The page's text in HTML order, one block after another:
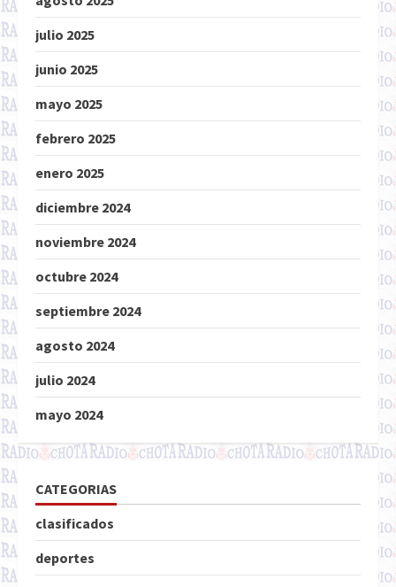
julio 2025
junio 2025
mayo 2025
febrero 2025
enero 2025
diciembre 2024
noviembre 2024
octubre 2024
septiembre 2024
agosto 2024
julio 2024
mayo 2024
CATEGORIAS
clasificados
deportes